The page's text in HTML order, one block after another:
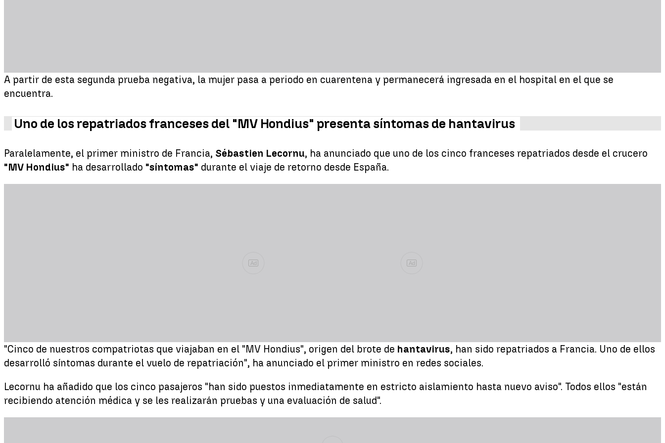
A partir de esta segunda prueba negativa, la mujer pasa a periodo en cuarentena y permanecerá ingresada en el hospital en el que se
encuentra.
Uno de los repatriados franceses del "MV Hondius" presenta síntomas de hantavirus
Paralelamente, el primer ministro de Francia, Sébastien Lecornu, ha anunciado que uno de los cinco franceses repatriados desde el crucero
"MV Hondius" ha desarrollado "síntomas" durante el viaje de retorno desde España.
Ad Ad
"Cinco de nuestros compatriotas que viajaban en el "MV Hondius", origen del brote de hantavirus, han sido repatriados a Francia. Uno de ellos
desarrolló síntomas durante el vuelo de repatriación", ha anunciado el primer ministro en redes sociales.
Lecornu ha añadido que los cinco pasajeros "han sido puestos inmediatamente en estricto aislamiento hasta nuevo aviso". Todos ellos "están
recibiendo atención médica y se les realizarán pruebas y una evaluación de salud".